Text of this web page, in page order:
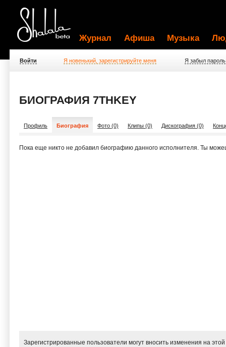
Журнал Афиша Музыка
Войти Я новенький, зарегистрируйте меня Я забыл пароль
БИОГРАФИЯ 7THKEY
Профиль Биография Фото (0) Клипы (0) Дискография (0)
Пока еще никто не добавил биографию данного исполнителя. Ты
Зарегистрированные пользователи могут вносить изменения на